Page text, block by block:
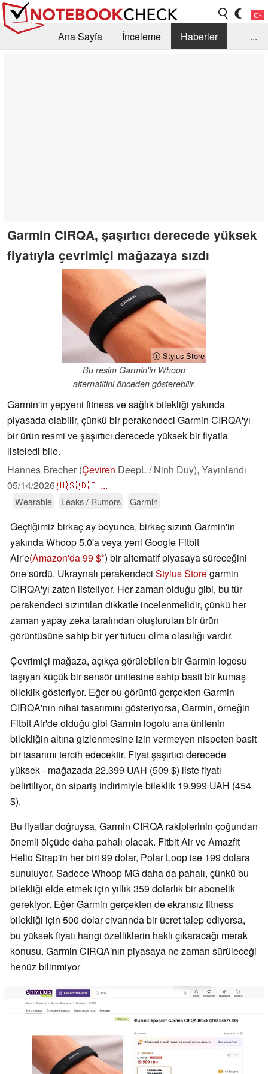
Ana Sayfa İnceleme
Haberler
...
Garmin CIRQA, şaşırtıcı derecede yüksek
fiyatıyla çevrimiçi mağazaya sızdı
ⓘ Stylus Store
Bu resim Garmin'in Whoop
alternatifini önceden gösterebilir.
Garmin'in yepyeni fitness ve sağlık bilekliği yakında
piyasada olabilir, çünkü bir perakendeci Garmin CIRQA'yı
bir ürün resmi ve şaşırtıcı derecede yüksek bir fiyatla
listeledi bile.
Hannes Brecher (Çeviren DeepL / Ninh Duy), Yayınlandı
05/14/2026🇺🇸🇩🇪 ...
Wearable Leaks / Rumors Garmin
Geçtiğimiz birkaç ay boyunca, birkaç sızıntı Garmin'in
yakında Whoop 5.0'a veya yeni Google Fitbit
Air'e(Amazon'da 99 $ ) bir alternatif piyasaya süreceğini
öne sürdü. Ukraynalı perakendeci Stylus Storegarmin
CIRQA'yı zaten listeliyor. Her zaman olduğu gibi, bu tür
perakendeci sızıntıları dikkatle incelenmelidir, çünkü her
zaman yapay zeka tarafından oluşturulan bir ürün
görüntüsüne sahip bir yer tutucu olma olasılığı vardır.
Çevrimiçi mağaza, açıkça görülebilen bir Garmin logosu
taşıyan küçük bir sensör ünitesine sahip basit bir kumaş
bileklik gösteriyor. Eğer bu görüntü gerçekten Garmin
CIRQA'nın nihai tasarımını gösteriyorsa, Garmin, örneğin
Fitbit Air'de olduğu gibi Garmin logolu ana ünitenin
bilekliğin altına gizlenmesine izin vermeyen nispeten basit
bir tasarımı tercih edecektir. Fiyat şaşırtıcı derecede
yüksek - mağazada 22.399 UAH (509 $) liste fiyatı
belirtiliyor, ön sipariş indirimiyle bileklik 19.999 UAH (454
$).
Bu fiyatlar doğruysa, Garmin CIRQA rakiplerinin çoğundan
önemli ölçüde daha pahalı olacak. Fitbit Air ve Amazfit
Helio Strap'in her biri 99 dolar, Polar Loop ise 199 dolara
sunuluyor. Sadece Whoop MG daha da pahalı, çünkü bu
bilekliği elde etmek için yıllık 359 dolarlık bir abonelik
gerekiyor. Eğer Garmin gerçekten de ekransız fitness
bilekliği için 500 dolar civarında bir ücret talep ediyorsa,
bu yüksek fiyatı hangi özelliklerin haklı çıkaracağı merak
konusu. Garmin CIRQA'nın piyasaya ne zaman sürüleceği
henüz bilinmiyor